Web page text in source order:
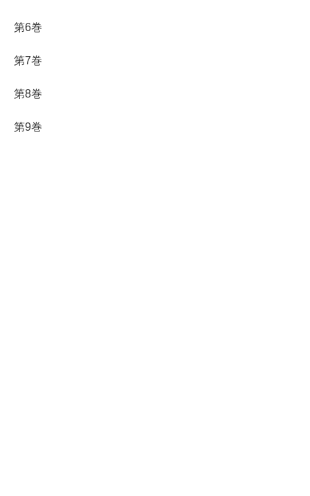
第6巻
第7巻
第8巻
第9巻